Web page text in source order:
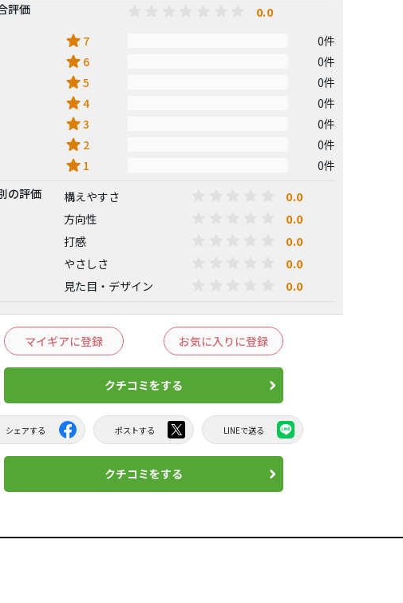
評価
0.0
star 7 0件
star 6 0件
star5 0件
star4 0件
star3 0件
star 2 0件
star 1
0件
の評価
構えやすさ 0.0
方向性 0.0
打感 0.0
やさしさ 0.0
見た目・デザイン 0.0
マイギアに登録 お気に入りに登録
クチコミをする
シェアする ポストする LINEで送る
クチコミをする